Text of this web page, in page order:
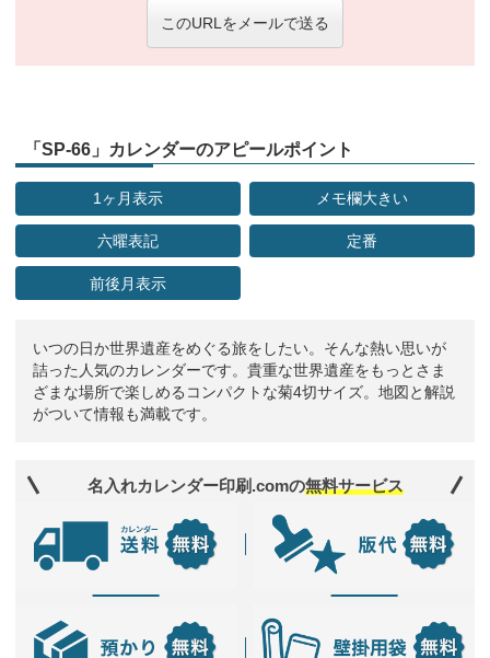
このURLをメールで送る
「SP-66」カレンダーのアピールポイント
1ヶ月表示 メモ欄大きい
六曜表記 定番
前後月表示
いつの日か世界遺産をめぐる旅をしたい。そんな熱い思いが
詰った人気のカレンダーです。貴重な世界遺産をもっとさま
ざまな場所で楽しめるコンパクトな菊4切サイズ。地図と解説
がついて情報も満載です。
名入れカレンダー印刷.comの無料サービス